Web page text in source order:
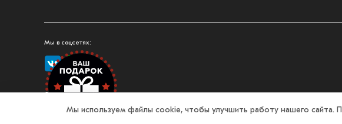
Мы в соцсетях:
Мы используем файлы cookie, чтобы улучшить работу нашего сайта.